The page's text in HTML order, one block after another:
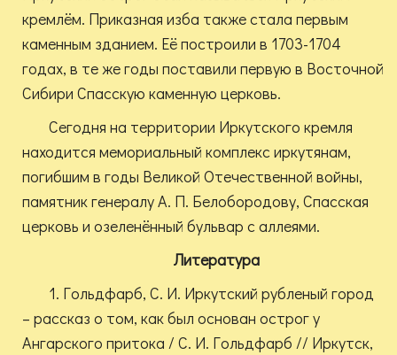
кремлём. Приказная изба также стала первым
каменным зданием. Её построили в 1703-1704
годах, в те же годы поставили первую в Восточной
Сибири Спасскую каменную церковь.
Сегодня на территории Иркутского кремля
находится мемориальный комплекс иркутянам,
погибшим в годы Великой Отечественной войны,
памятник генералу А. П. Белобородову, Спасская
церковь и озеленённый бульвар с аллеями.
Литература
1. Гольдфарб, С. И. Иркутский рубленый город
– рассказ о том, как был основан острог у
Ангарского притока / С. И. Гольдфарб // Иркутск,